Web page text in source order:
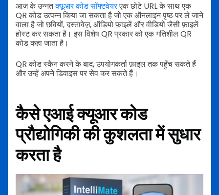
आज के उन्नतक्यूआर कोड सॉफ़्टवेयरएक छोटे URL के साथ एक
QR कोड उत्पन्न किया जा सकता है जो एक ऑनलाइन पृष्ठ पर ले जाने
वाला है जो छवियों, दस्तावेज़, ऑडियो फ़ाइलें और वीडियो जैसी फ़ाइलें
होस्ट कर सकता है। इस विशेष QR प्रकार को एक गतिशील QR
कोड कहा जाता है।
QR कोड स्कैन करने के बाद, उपयोगकर्ता फ़ाइल तक पहुँच सकते हैं
और उन्हें अपने डिवाइस पर सेव कर सकते हैं।
कैसे एआई क्यूआर कोड
प्रौद्योगिकी की कुशलता में सुधार
करता है